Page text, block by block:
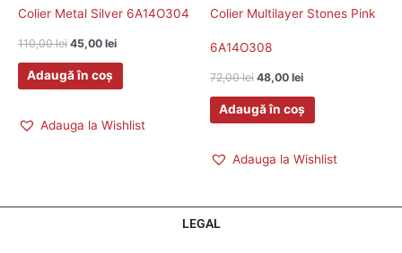
Colier Metal Silver 6A14O304
110,00lei 45,00 lei
Adaugă în coș
Adauga la Wishlist
Colier Multilayer Stones Pink
6A14O308
72,00lei 48,00 lei
Adaugă în coș
Adauga la Wishlist
LEGAL